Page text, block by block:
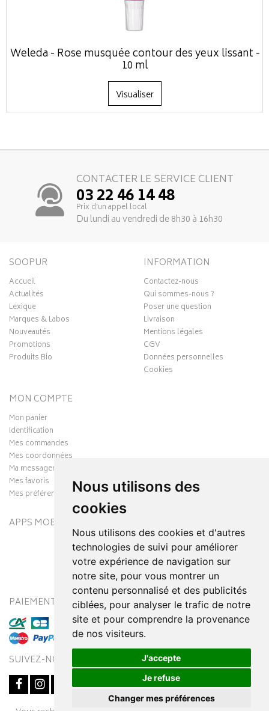
Nous utilisons des
cookies
Nous utilisons des cookies et d'autres
technologies de suivi pour améliorer
votre expérience de navigation sur
notre site, pour vous montrer un
contenu personnalisé et des publicités
ciblées, pour analyser le trafic de notre
site et pour comprendre la provenance
de nos visiteurs.
J'accepte
Je refuse
Changer mes préférences
Weleda - Rose musquée contour des yeux lissant -
10 ml
Visualiser
CONTACTER LE SERVICE CLIENT
03 22 46 14 48
Prix d’un appel local
Du lundi au vendredi de 8h30 à 16h30
SOOPUR
Accueil
Actualités
Lexique
Marques & Labos
Nouveautés
Promotions
Produits Bio
INFORMATION
Contactez-nous
Qui sommes-nous ?
Poser une question
Livraison
Mentions légales
CGV
Données personnelles
Cookies
MON COMPTE
Mon panier
Identification
Mes commandes
Mes coordonnées
Ma messagerie
Mes favoris
Mes préférences Cookies
APPS MOBILES
PAIEMENT SÉCURISÉ MODES DE LIVRAISON
SUIVEZ-NOUS SUR